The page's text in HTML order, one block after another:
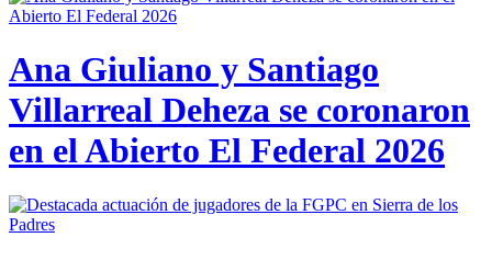
Ana Giuliano y Santiago
Villarreal Deheza se coronaron
en el Abierto El Federal 2026